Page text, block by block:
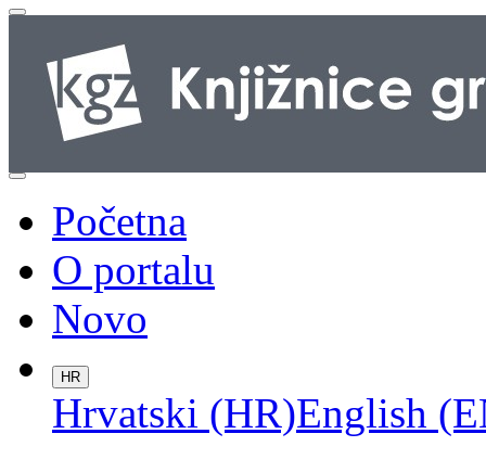
Početna
O portalu
Novo
HR
Hrvatski (HR)English